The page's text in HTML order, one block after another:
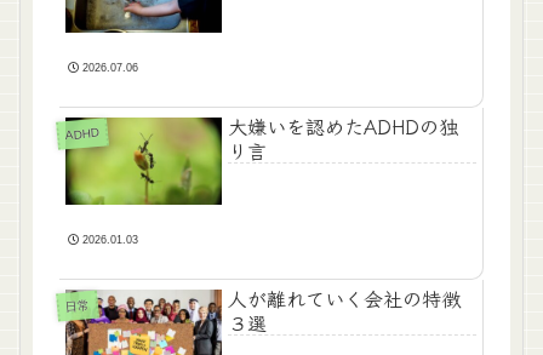
2026.07.06
ADHD
大嫌いを認めたADHDの独
り言
2026.01.03
日常
人が離れていく会社の特徴
３選